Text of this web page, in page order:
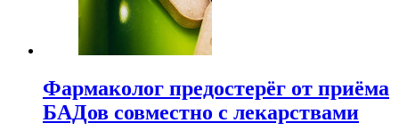
Фармаколог предостерёг от приёма
БАДов совместно с лекарствами